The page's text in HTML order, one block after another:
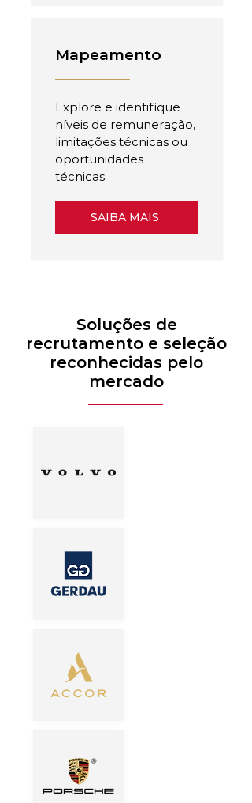
Mapeamento
Explore e identifique
níveis de remuneração,
limitações técnicas ou
oportunidades
técnicas.
SAIBA MAIS
Soluções de
recrutamento e seleção
reconhecidas pelo
mercado